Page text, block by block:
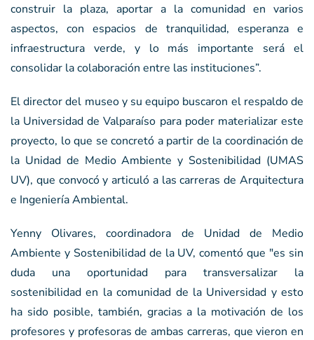
construir la plaza, aportar a la comunidad en varios
aspectos, con espacios de tranquilidad, esperanza e
infraestructura verde, y lo más importante será el
consolidar la colaboración entre las instituciones”.
El director del museo y su equipo buscaron el respaldo de
la Universidad de Valparaíso para poder materializar este
proyecto, lo que se concretó a partir de la coordinación de
la Unidad de Medio Ambiente y Sostenibilidad (UMAS
UV), que convocó y articuló a las carreras de Arquitectura
e Ingeniería Ambiental.
Yenny Olivares, coordinadora de Unidad de Medio
Ambiente y Sostenibilidad de la UV, comentó que "es sin
duda una oportunidad para transversalizar la
sostenibilidad en la comunidad de la Universidad y esto
ha sido posible, también, gracias a la motivación de los
profesores y profesoras de ambas carreras, que vieron en